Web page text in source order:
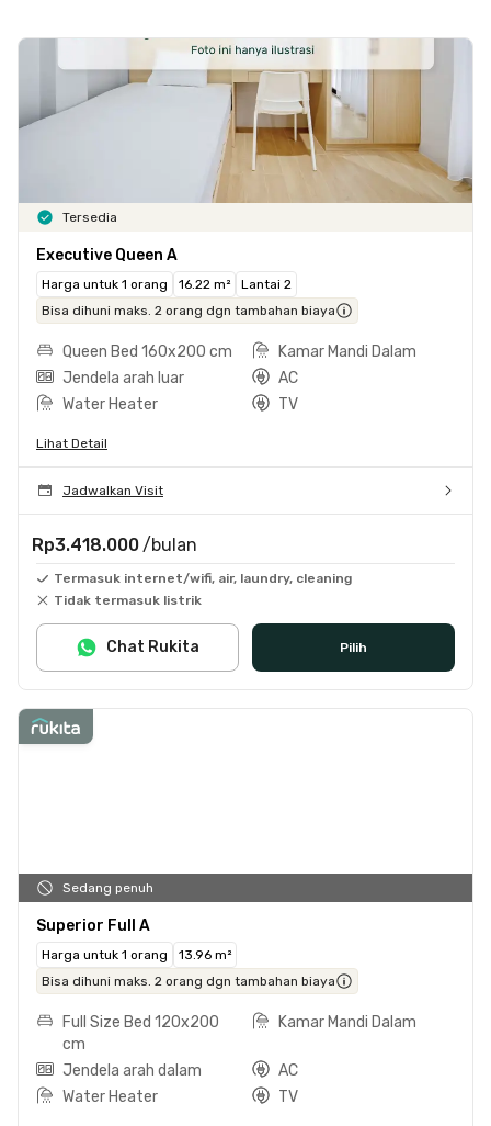
Tersedia
Executive Queen A
Harga untuk 1 orang 16.22 m²
Lantai 2
Bisa dihuni maks. 2 orang dgn tambahan biaya
Queen Bed 160x200 cm
Kamar Mandi Dalam
Jendela arah luar
AC
Water Heater
TV
Lihat Detail
Jadwalkan Visit
Rp3.418.000 /bulan
Termasuk internet/wifi, air, laundry, cleaning
Tidak termasuk listrik
Pilih
Chat Rukita
Sedang penuh
Superior Full A
Harga untuk 1 orang
13.96 m²
Bisa dihuni maks. 2 orang dgn tambahan biaya
Full Size Bed 120x200
cm
Kamar Mandi Dalam
Jendela arah dalam
AC
Water Heater
TV